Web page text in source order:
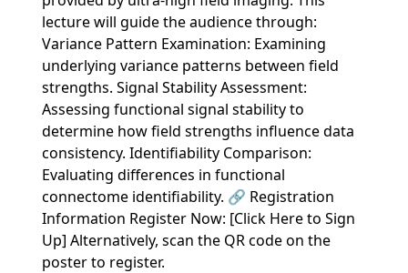
lecture will guide the audience through:
Variance Pattern Examination: Examining
underlying variance patterns between field
strengths. Signal Stability Assessment:
Assessing functional signal stability to
determine how field strengths influence data
consistency. Identifiability Comparison:
Evaluating differences in functional
connectome identifiability. 🔗 Registration
Information Register Now: [Click Here to Sign
Up] Alternatively, scan the QR code on the
poster to register.